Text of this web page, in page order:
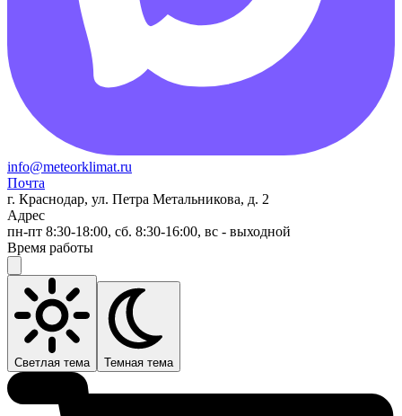
info@meteorklimat.ru
Почта
г. Краснодар, ул. Петра Метальникова, д. 2
Адрес
пн-пт 8:30-18:00, сб. 8:30-16:00, вс - выходной
Время работы
Светлая тема Темная тема